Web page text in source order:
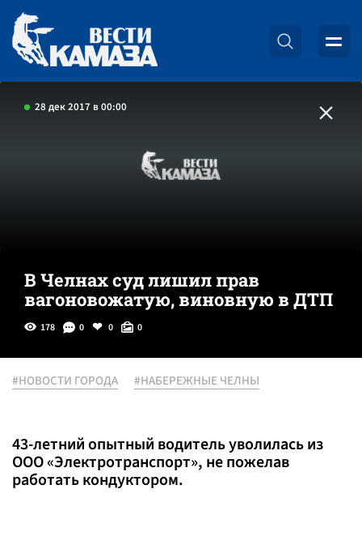
28 дек 2017 в 00:00
В Челнах суд лишил прав
вагоновожатую, виновную в ДТП
178 0 0 0
#НОВОСТИ ГОРОДА #НАБЕРЕЖНЫЕ ЧЕЛНЫ
43-летний опытный водитель уволилась из
ООО «Электротранспорт», не пожелав
работать кондуктором.